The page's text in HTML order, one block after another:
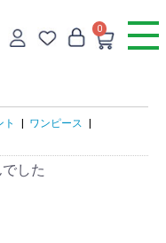
0
ト ワンピース
した